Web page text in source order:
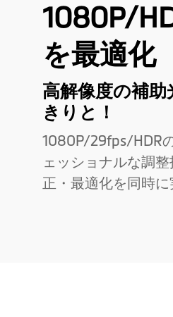
1080P/
を最適化
高解像度の補
きりと！
1080P/29fps/HDR
ェッショナルな調
正・最適化を同時に